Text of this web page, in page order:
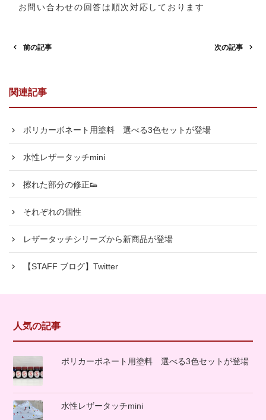
お問い合わせの回答は順次対応しております
前の記事 次の記事
関連記事
ポリカーボネート用塗料 選べる3色セットが登場
水性レザータッチmini
擦れた部分の修正👟
それぞれの個性
レザータッチシリーズから新商品が登場
【STAFF ブログ】Twitter
人気の記事
ポリカーボネート用塗料 選べる3色セットが登場
水性レザータッチmini